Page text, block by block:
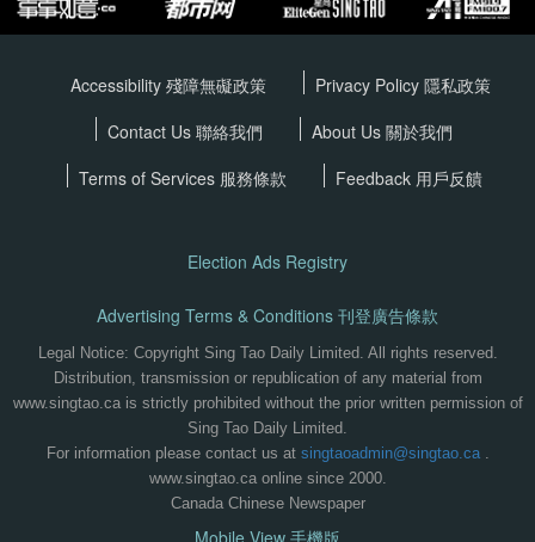
Accessibility 殘障無礙政策 Privacy Policy 隱私政策
Contact Us 聯絡我們
About Us 關於我們
Terms of Services 服務條款 Feedback 用戶反饋
Election Ads Registry
Advertising Terms & Conditions 刊登廣告條款
Legal Notice: Copyright Sing Tao Daily Limited. All rights reserved.
Distribution, transmission or republication of any material from
www.singtao.ca is strictly prohibited without the prior written permission of
Sing Tao Daily Limited.
For information please contact us at singtaoadmin@singtao.ca.
www.singtao.ca online since 2000.
Canada Chinese Newspaper
Mobile View 手機版